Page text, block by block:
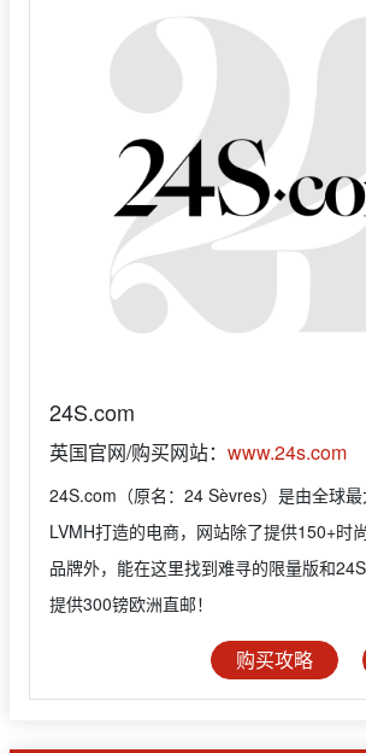
24S.com
英国官网/购买网站： www.24s.com
24S.com（原名：24 Sèvres）是由全球
LVMH打造的电商，网站除了提供150+时
品牌外，能在这里找到难寻的限量版和24S
提供300镑欧洲直邮！
购买攻略